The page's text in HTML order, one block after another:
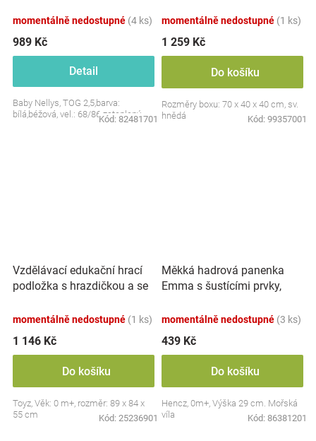
momentálně nedostupné (4 ks)
989 Kč
Detail
Baby Nellys, TOG 2,5,barva:
bílá,béžová, vel.: 68/86 zateplený
Kód: 82481701
momentálně nedostupné (1 ks)
1 259 Kč
Do košíku
Rozměry boxu: 70 x 40 x 40 cm, sv.
hnědá
Kód: 99357001
Vzdělávací edukační hrací
podložka s hrazdičkou a se
momentálně nedostupné (1 ks)
1 146 Kč
Do košíku
Toyz, Věk: 0 m+, rozměr: 89 x 84 x
55 cm
Kód: 25236901
Měkká hadrová panenka
Emma s šustícími prvky,
momentálně nedostupné (3 ks)
439 Kč
Do košíku
Hencz, 0m+, Výška 29 cm. Mořská
víla
Kód: 86381201